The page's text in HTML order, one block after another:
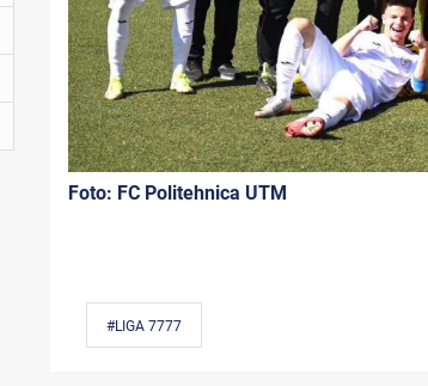
Foto: FC Politehnica UTM
#LIGA 7777